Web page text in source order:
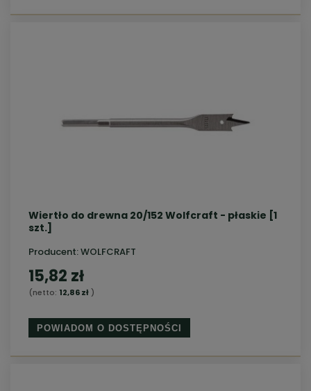
Wiertło do drewna 20/152 Wolfcraft - płaskie [1
szt.]
Producent:WOLFCRAFT
15,82 zł
(netto: 12,86 zł)
POWIADOM O DOSTĘPNOŚCI